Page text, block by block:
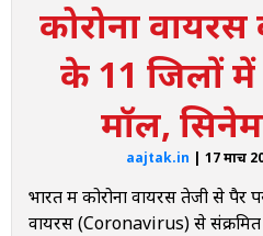
गाजियाबाद में 31 मार्च तक सभी
9:19 PM
कोरोना संक्रमित मामलों का ताजा
भारतीय वन सेवा के ट्रेनी में कोरोना
7:30 PM
जम्मू में 31 मार्च तक ढाबे-रेस्टोरेंट
कोरोना
के 11 जिलों में
मॉल,
aajtak.in | 17 मार्च
भारत में कोरोना वायरस तेजी से पैर
वायरस (Coronavirus) से